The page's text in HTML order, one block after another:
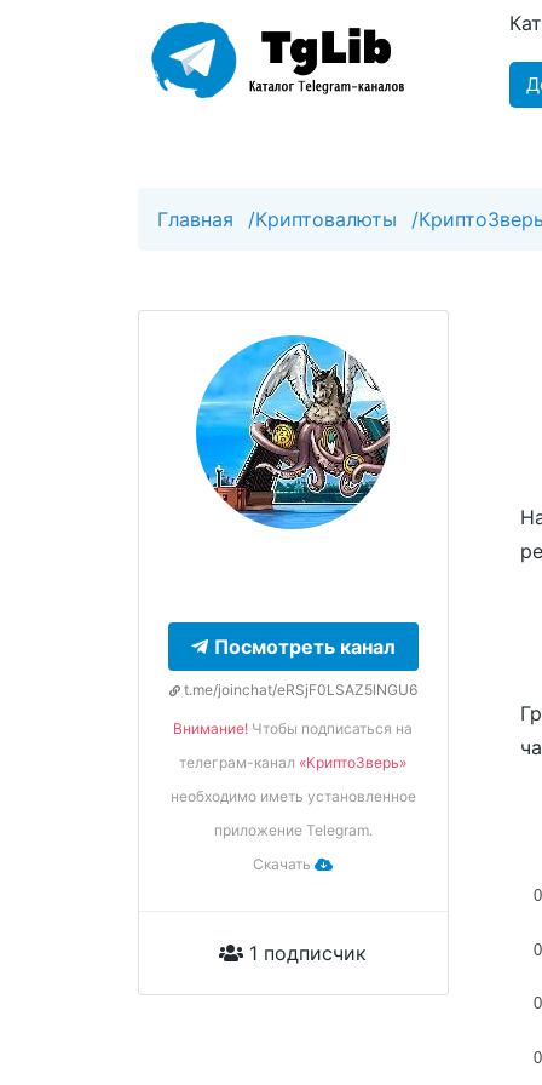
Главная /Криптовалюты /КриптоЗверь
Посмотреть канал
t.me/joinchat/eRSjF0LSAZ5lNGU6
Внимание! Чтобы подписаться на
телеграм-канал «КриптоЗверь»
необходимо иметь установленное
приложение Telegram.
Скачать
1 подписчик